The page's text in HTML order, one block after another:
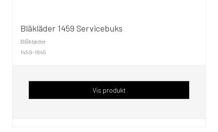
Bläkläder 1459 Servicebuks
Blåklæder
1459-1845
Vis produkt